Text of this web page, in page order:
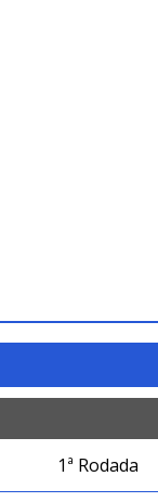
1ª Rodada